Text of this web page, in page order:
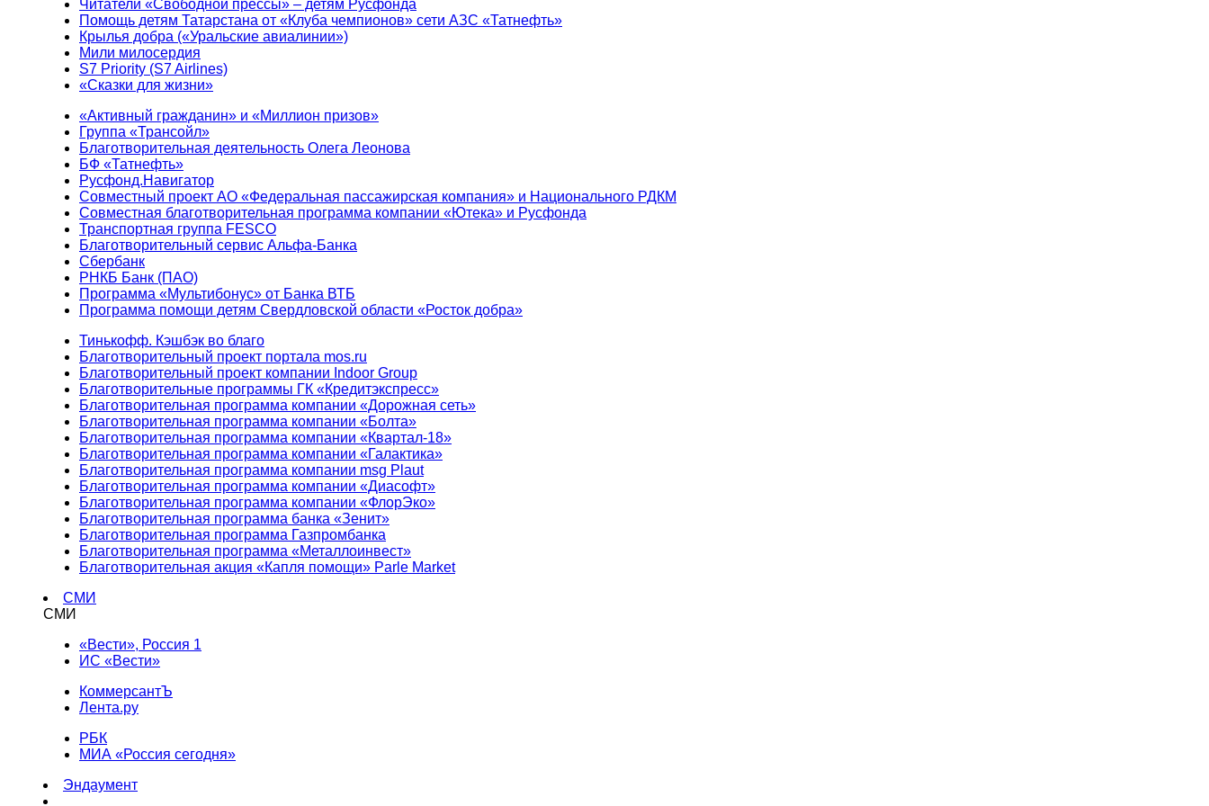
Читатели «Свободной прессы» – детям Русфонда
Помощь детям Татарстана от «Клуба чемпионов» сети АЗС «Татнефть»
Крылья добра («Уральские авиалинии»)
Мили милосердия
S7 Priority (S7 Airlines)
«Сказки для жизни»
«Активный гражданин» и «Миллион призов»
Группа «Трансойл»
Благотворительная деятельность Олега Леонова
БФ «Татнефть»
Русфонд.Навигатор
Совместный проект АО «Федеральная пассажирская компания» и Национального РДКМ
Совместная благотворительная программа компании «Ютека» и Русфонда
Транспортная группа FESCO
Благотворительный сервис Альфа-Банка
Сбербанк
РНКБ Банк (ПАО)
Программа «Мультибонус» от Банка ВТБ
Программа помощи детям Свердловской области «Росток добра»
Тинькофф. Кэшбэк во благо
Благотворительный проект портала mos.ru
Благотворительный проект компании Indoor Group
Благотворительные программы ГК «Кредитэкспресс»
Благотворительная программа компании «Дорожная сеть»
Благотворительная программа компании «Болта»
Благотворительная программа компании «Квартал-18»
Благотворительная программа компании «Галактика»
Благотворительная программа компании msg Plaut
Благотворительная программа компании «Диасофт»
Благотворительная программа компании «ФлорЭко»
Благотворительная программа банка «Зенит»
Благотворительная программа Газпромбанка
Благотворительная программа «Металлоинвест»
Благотворительная акция «Капля помощи» Parle Market
СМИ
СМИ
«Вести», Россия 1
ИС «Вести»
КоммерсантЪ
Лента.ру
РБК
МИА «Россия сегодня»
Эндаумент